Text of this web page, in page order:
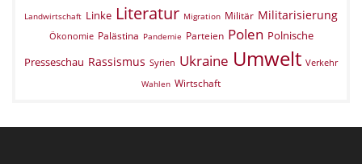
Landwirtschaft Linke Literatur Migration Militär Militarisierung
Ökonomie Palästina Pandemie Parteien Polen Polnische
Presseschau Rassismus Syrien Ukraine Umwelt Verkehr
Wahlen Wirtschaft